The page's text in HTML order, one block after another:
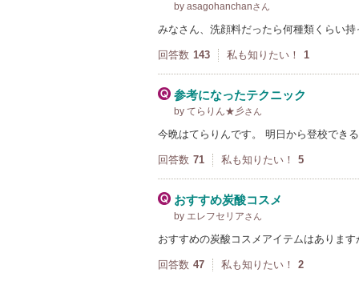
by asagohanchanさん
みなさん、洗顔料だったら何種類くらい
回答数 143 私も知りたい！ 1
参考になったテクニック
by てらりん★彡さん
今晩はてらりんです。 明日から登校でき
回答数 71 私も知りたい！ 5
おすすめ炭酸コスメ
by エレフセリアさん
おすすめの炭酸コスメアイテムはありま
回答数 47 私も知りたい！ 2